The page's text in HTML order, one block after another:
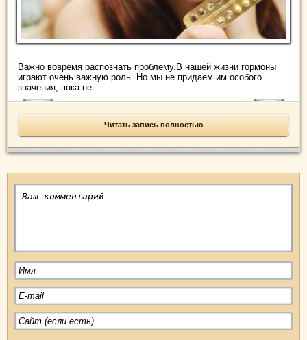
Важно вовремя распознать проблему.В нашей жизни гормоны
играют очень важную роль. Но мы не придаем им особого
значения, пока не ...
Читать запись полностью